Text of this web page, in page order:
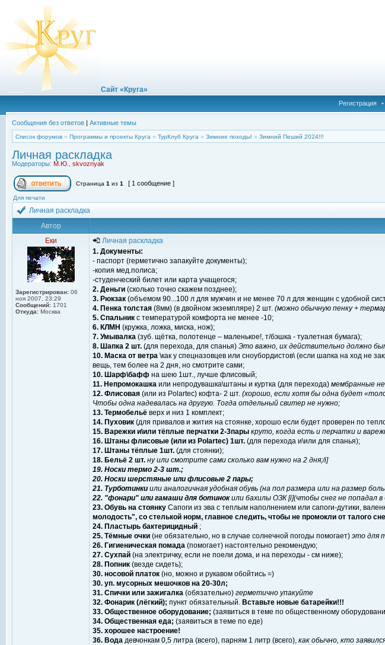
Сайт «Круга»
Регистрация •
Сообщения без ответов | Активные темы
Список форумов » Программы и проекты Круга » ТурКлуб Круга » Зимние походы! » Зимний Пеший 2024!!!
Личная раскладка
Модераторы: М.Ю. skvoznyak
Страница 1 из 1 [ 1 сообщение ]
Для печати
Личная раскладка
Автор
Еки
Зарегистрирован: 06
ноя 2007, 23:29
Сообщений: 1701
Откуда: Москва
Личная раскладка
1. Документы:
- паспорт (герметично запакуйте документы);
-копия мед.полиса;
-студенческий билет или карта учащегося;
2. Деньги (сколько точно скажем позднее);
3. Рюкзак (объемом 90...100 л для мужчин и не менее 70 л для женщин с удобной
4. Пенка толстая (8мм) (в двойном экземпляре) 2 шт. (можно обычную пенку +
5. Спальник с температурой комфорта не менее -10;
6. КЛМН (кружка, ложка, миска, нож);
7. Умывалка (зуб. щётка, полотенце – маленькое!, т/бэшка - туалетная бумага);
8. Шапка 2 шт. (для перехода, для спанья) Это важно, их действительно должно
10. Маска от ветра \как у спецназовцев или сноубордистов\ (если шапка на ход не
вещь, тем более на 2 дня, но смотрите сами;
10. Шарф\бафф на шею 1шт., лучше флисовый;
11. Непромокашка или непродувашка\штаны и куртка (для перехода) мембранные
12. Флисовая (или из Polartec) кофта- 2 шт. (хорошо, если хотя бы одна будет
Чтобы одна надевалась на другую. Тогда отдельный свитер не нужно;
13. Термобельё верх и низ 1 комплект;
14. Пуховик (для привалов и жития на стоянке, хорошо если будет проверен по
15. Варежки и\или тёплые перчатки 2-3пары круто, когда есть и перчатки и
16. Штаны флисовые (или из Polartec) 1шт. (для перехода и\или для спанья);
17. Штаны тёплые 1шт. (для стоянки);
18. Бельё 2 шт. ну или смотрите сами сколько вам нужно на 2 дня;/i]
19. Носки термо 2-3 шт.;
20. Носки шерстяные или флисовые 2 пары;
21. Турботинки или аналогичная удобная обувь (на пол размера или на размер
22. "фонари" или гамаши для ботинокили бахилы ОЗК [i](чтобы снег не попадал
23. Обувь на стоянку Сапоги из эва с теплым наполнением или сапоги-дутики,
молодость", со стелькой норм, главное следить, чтобы не промокли от талого
24. Пластырь бактерицидный ;
25. Тёмные очки (не обязательно, но в случае солнечной погоды помогает) это для
26. Гигиеническая помада (помогает) настоятельно рекомендую;
27. Сухпай (на электричку, если не поели дома, и на переходы - см ниже);
28. Попник (везде сидеть);
30. носовой платок (но, можно и рукавом обойтись =)
30. уп. мусорных мешочков на 20-30л;
31. Спички или зажигалка (обязательно) герметично упакуйте
32. Фонарик (лёгкий); пункт обязательный. Вставьте новые батарейки!!!
33. Общественное оборудование; (заявиться в теме по общественному
34. Общественная еда; (заявиться в теме по еде)
35. хорошее настроение!
36. Вода девчонкам 0,5 литра (всего), парням 1 литр (всего), как обычно, кто